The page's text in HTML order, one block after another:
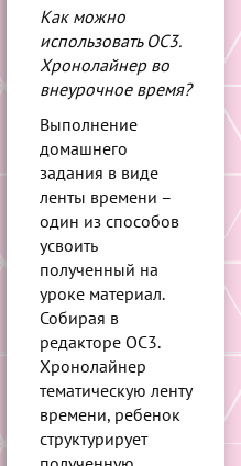
Как можно
использовать ОС3.
Хронолайнер во
внеурочное время?
Выполнение
домашнего
задания в виде
ленты времени –
один из способов
усвоить
полученный на
уроке материал.
Собирая в
редакторе ОС3.
Хронолайнер
тематическую ленту
времени, ребенок
структурирует